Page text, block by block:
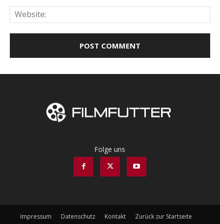
Folge uns
Impressum Datenschutz Kontakt
Zurück zur Startseite